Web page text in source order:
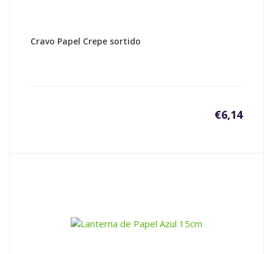
Cravo Papel Crepe sortido
€6,14